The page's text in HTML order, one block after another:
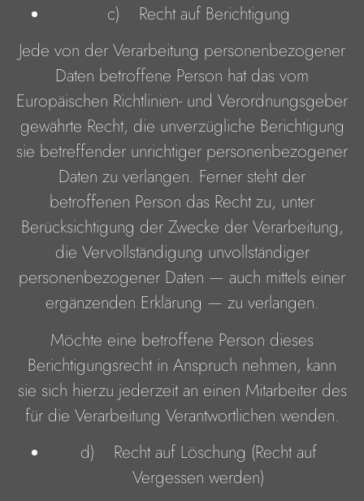
c) Recht auf Berichtigung
Jede von der Verarbeitung personenbezogener
Daten betroffene Person hat das vom
Europäischen Richtlinien- und Verordnungsgeber
gewährte Recht, die unverzügliche Berichtigung
sie betreffender unrichtiger personenbezogener
Daten zu verlangen. Ferner steht der
betroffenen Person das Recht zu, unter
Berücksichtigung der Zwecke der Verarbeitung,
die Vervollständigung unvollständiger
personenbezogener Daten — auch mittels einer
ergänzenden Erklärung — zu verlangen.
Möchte eine betroffene Person dieses
Berichtigungsrecht in Anspruch nehmen, kann
sie sich hierzu jederzeit an einen Mitarbeiter des
für die Verarbeitung Verantwortlichen wenden.
d) Recht auf Löschung (Recht auf
Vergessen werden)